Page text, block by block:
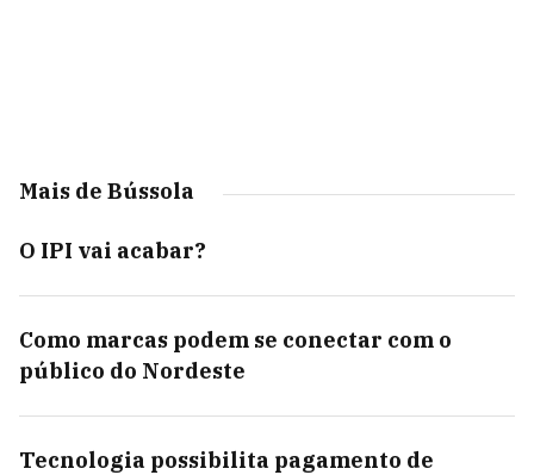
Mais de Bússola
O IPI vai acabar?
Como marcas podem se conectar com o
público do Nordeste
Tecnologia possibilita pagamento de